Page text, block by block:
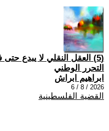
(5) العقل النقلي لا يبدع
التحرر الوطني
ابراهيم ابراش
2026 / 8 / 6
القضية الفلسطينية